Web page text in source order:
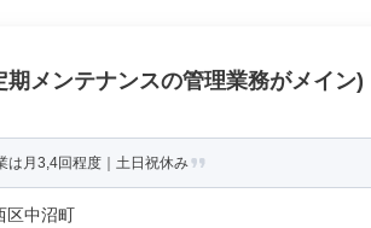
メンテナンスの管理業務がメイン)
は月3,4回程度｜土日祝休み
区中沼町